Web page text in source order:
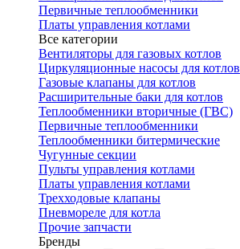
Первичные теплообменники
Платы управления котлами
Все категории
Вентиляторы для газовых котлов
Циркуляционные насосы для котлов
Газовые клапаны для котлов
Расширительные баки для котлов
Теплообменники вторичные (ГВС)
Первичные теплообменники
Теплообменники битермические
Чугунные секции
Пульты управления котлами
Платы управления котлами
Трехходовые клапаны
Пневмореле для котла
Прочие запчасти
Бренды